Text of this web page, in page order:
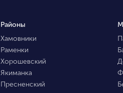
Районы
Хамовники
Раменки
Хорошевский
Якиманка
Пресненский